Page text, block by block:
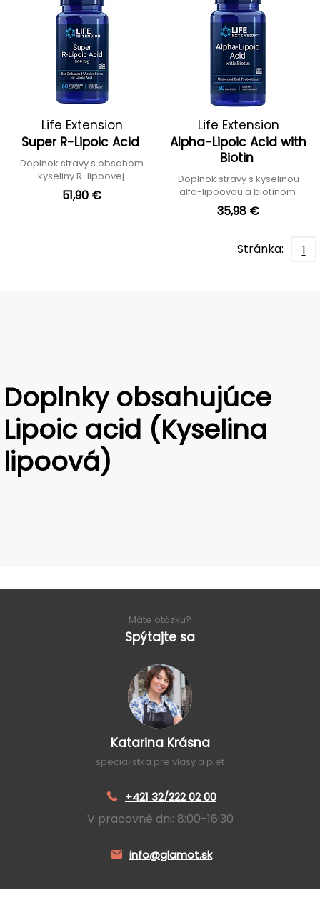
Life Extension
Super R-Lipoic Acid
Doplnok stravy s obsahom
kyseliny R-lipoovej
51,90 €
Life Extension
Alpha-Lipoic Acid with
Biotin
Doplnok stravy s kyselinou
alfa-lipoovou a biotínom
35,98 €
Stránka: 1
Doplnky obsahujúce
Lipoic acid (Kyselina
lipoová)
Máte otázku?
Spýtajte sa
Katarina Krásna
špecialistka pre vlasy a pleť
+421 32/222 02 00
V pracovné dni: 8:00-16:30
info@glamot.sk